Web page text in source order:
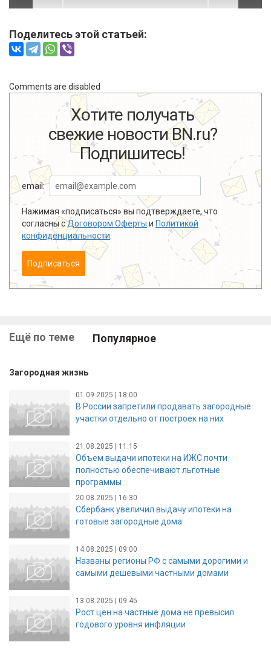
Поделитесь этой статьей:
Comments are disabled
Хотите получать
свежие новости BN.ru?
Подпишитесь!
email:
Нажимая «подписаться» вы подтверждаете, что
согласны сДоговором Оферты и Политикой
конфиденциальности
Подписаться
Ещё по теме Популярное
Загородная жизнь
01.09.2025 | 18:00
В России запретили продавать загородные
участки отдельно от построек на них
21.08.2025 | 11:15
Объем выдачи ипотеки на ИЖС почти
полностью обеспечивают льготные
программы
20.08.2025 | 16:30
Сбербанк увеличил выдачу ипотеки на
готовые загородные дома
14.08.2025 | 09:00
Названы регионы РФ с самыми дорогими и
самыми дешевыми частными домами
13.08.2025 | 09:45
Рост цен на частные дома не превысил
годового уровня инфляции